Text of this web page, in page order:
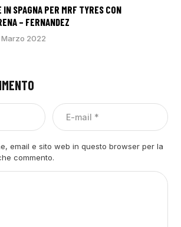
IN SPAGNA PER MRF TYRES CON
– FERNANDEZ
Marzo 2022
email e sito web in questo browser per la
commento.